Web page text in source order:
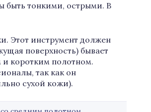
быть тонкими, острыми. В
Этот инструмент должен
поверхность) бывает
и коротким полотном.
так как он
сухой кожи).